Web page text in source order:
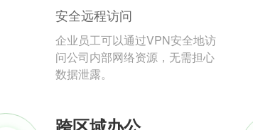
安全远程访问
企业员工可以通过VPN安全地访
问公司内部网络资源，无需担心
数据泄露。